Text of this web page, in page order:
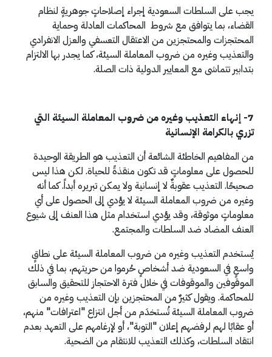
يجب على السلطات السعودية إجراء إصلاحاتٍ جوهريةٍ لنظام
القضاء، بما يتوافق مع شروط المحاكمات العادلة وحماية
المحتجزات والمحتجزين من الاعتقال التعسفي والعزل الانفرادي
والتعذيب وغيره من ضروب المعاملة السيئة، كما يجدر بها الالتزام
بتدابير تتماشى مع المعايير الدولية ذات الصلة.
7- إنهاء التعذيب وغيره من ضروب المعاملة السيئة التي
تزري بالكرامة الإنسانية
من المفاهيم الخاطئة الشائعة أن التعذيب هو الطريقة الوحيدة
للحصول على معلوماتٍ قد تكون منقذةً للحياة. لكن هذا ليس
صحيحًا. التعذيب عقوبةٌ لا إنسانية ولا يمكن تبريره أبداً. كما أنه
وغيره من ضروب المعاملة السيئة لا يؤدي إلى الحصول على أي
معلوماتٍ موثوقة، وقد يؤدي استخدام مثل هذا العنف إلى شيوع
العنف المضاد ضد السلطات والمجتمع.
يُستخدم التعذيب وغيره من ضروب المعاملة السيئة على نطاقٍ
واسعٍ في السعودية ضد أشخاصٍ حُرموا من حريتهم، بما في ذلك
الموقوفين والموقوفات في خلال فترة الاحتجاز للتحقيق والسابق
للمحاكمة. ويقول كثيرٌ من المحتجزين بإن التعذيب وغيره من
ضروب المعاملة السيئة تُستخدَم من أجل انتزاع "اعترافات" منهم،
أو عقابًا لهم لرفضهم إعلان "التوبة"، أو لإرغامهم على التعهد بعدم
انتقاد السلطات، وكذلك التعذيب للانتقام من الضحية.